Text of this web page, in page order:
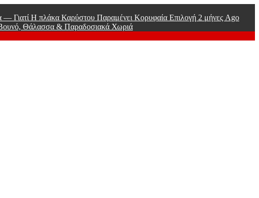
Γιατί Η πλάκα Καρύστου Παραμένει Κορυφαία Επιλογή 2 μήνες Ago
Θάλασσα & Παραδοσιακά Χωριά